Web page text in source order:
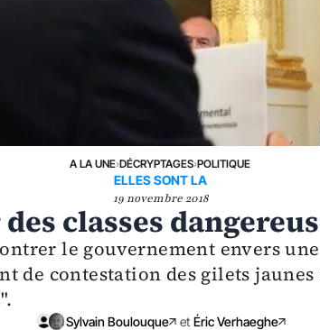
A LA UNE›DÉCRYPTAGES›POLITIQUE
ELLES SONT LA
19 novembre 2018
classes
le gouvernement envers
de contestation des gilets jaunes
Sylvain Boulouque et Éric Verhaeghe